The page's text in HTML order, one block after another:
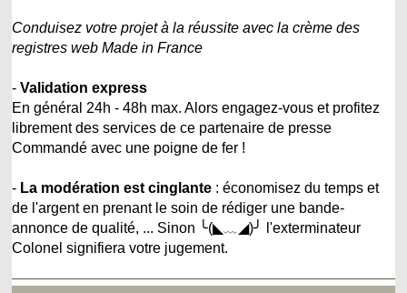
Conduisez votre projet à la réussite avec la crème des
registres web Made in France
-Validation express
En général 24h - 48h max. Alors engagez-vous et profitez
librement des services de ce partenaire de presse
Commandé avec une poigne de fer !
- La modération est cinglante : économisez du temps et
de l'argent en prenant le soin de rédiger une bande-
annonce de qualité, ... Sinon ╰(◣﹏◢)╯ l'exterminateur
Colonel signifiera votre jugement.